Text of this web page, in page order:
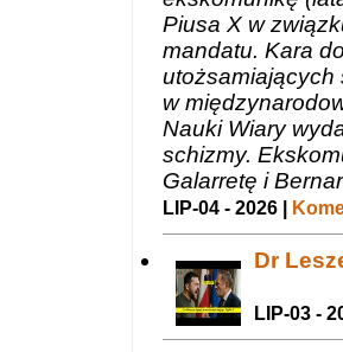
Piusa X w
mandatu. Kara
utożsamiających
w
Nauki Wiary
schizmy.
Galarretę i
LIP-04 - 2026 |
Dr
LIP-03 -